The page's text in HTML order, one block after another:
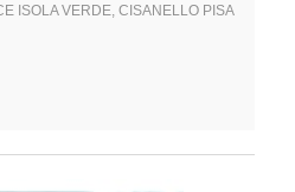
ISOLA VERDE, CISANELLO PISA